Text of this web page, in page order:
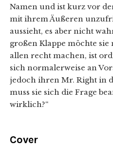
Namen und ist kurz vor
mit ihrem Äußeren
aussieht, es aber nicht
großen Klappe möchte
allen recht machen, ist
sich normalerweise an
jedoch ihren Mr. Right in
muss sie sich die Frage
wirklich?“
Cover